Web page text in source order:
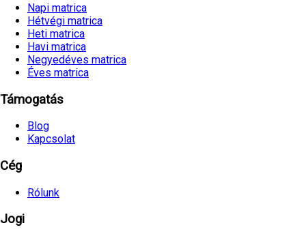
Napi matrica
Hétvégi matrica
Heti matrica
Havi matrica
Negyedéves matrica
Éves matrica
Támogatás
Blog
Kapcsolat
Cég
Rólunk
Jogi